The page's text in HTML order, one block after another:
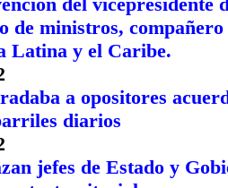
de ministros,
Latina y el Caribe.
a opositores
diarios
jefes de Estado y